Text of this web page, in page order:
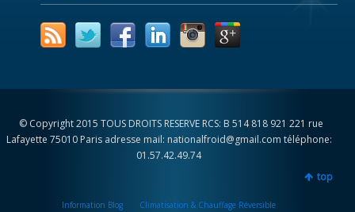
© Copyright 2015 TOUS DROITS RESERVE RCS: B 514 818 921 221 rue
Lafayette 75010 Paris adresse mail: nationalfroid@gmail.com téléphone:
01.57.42.49.74
top
Information Blog
Climatisation & Chauffage Réversible